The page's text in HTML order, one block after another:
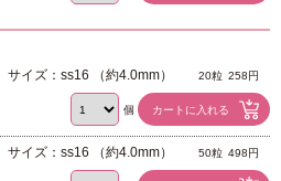
サイズ：ss16 （約4.0mm） 20粒 258円
個
サイズ：ss16 （約4.0mm） 50粒 498円